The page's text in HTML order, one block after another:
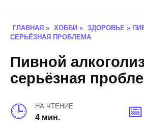
ГЛАВНАЯ » ХОББИ » ЗДОРОВЬЕ »
СЕРЬЁЗНАЯ ПРОБЛЕМА
Пивной
серьёзная
НА ЧТЕНИЕ
4 мин.